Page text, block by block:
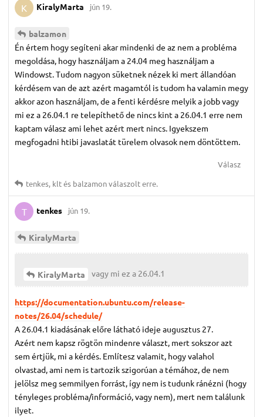
K KiralyMarta jún 19.
balzamon
Én értem hogy segíteni akar mindenki de az nem a probléma
megoldása, hogy használjam a 24.04 meg használjam a
Windowst. Tudom nagyon süketnek nézek ki mert állandóan
kérdésem van de azt azért magamtól is tudom ha valamin megy
akkor azon használjam, de a fenti kérdésre melyik a jobb vagy
mi ez a 26.04.1 re telepíthető de nincs kint a 26.04.1 erre nem
kaptam válasz ami lehet azért mert nincs. Igyekszem
megfogadni htibi javaslatát türelem olvasok nem döntöttem.
Válasz
tenkes, kltés balzamonválaszolt erre.
T tenkes jún 19.
KiralyMarta
KiralyMarta vagy mi ez a 26.04.1
https://documentation.ubuntu.com/release-
notes/26.04/schedule/
A 26.04.1 kiadásának előre látható ideje augusztus 27.
Azért nem kapsz rögtön mindenre választ, mert sokszor azt
sem értjük, mi a kérdés. Említesz valamit, hogy valahol
olvastad, ami nem is tartozik szigorúan a témához, de nem
jelölsz meg semmilyen forrást, így nem is tudunk ránézni (hogy
tényleges probléma/információ, vagy nem), mert nem találunk
ilyet.